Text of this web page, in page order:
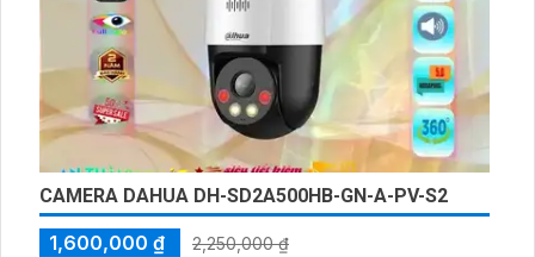
CAMERA DAHUA DH-SD2A500HB-GN-A-PV-S2
1,600,000 ₫
2,250,000 ₫